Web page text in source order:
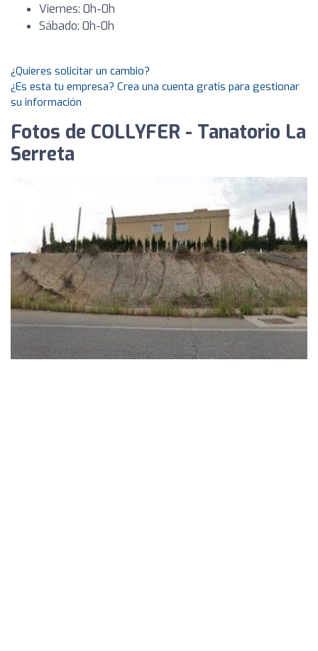
Viernes: 0h-0h
Sábado: 0h-0h
¿Quieres solicitar un cambio?
¿Es esta tu empresa? Crea una cuenta gratis para gestionar
su información
Fotos de COLLYFER - Tanatorio La
Serreta